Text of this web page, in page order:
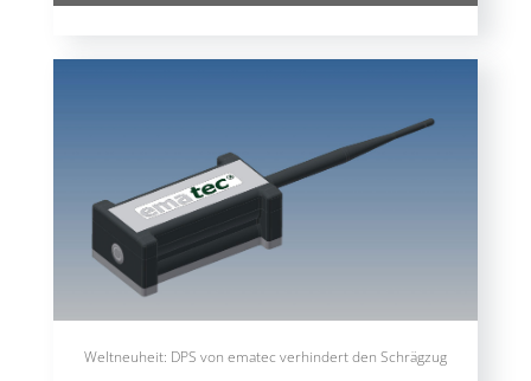
Weltneuheit: DPS von ematec verhindert den Schrägzug